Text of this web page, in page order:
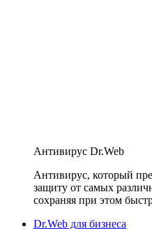
Антивирус Dr.Web
Антивирус, который
защиту от самых
сохраняя при этом
Dr.Web для бизнеса